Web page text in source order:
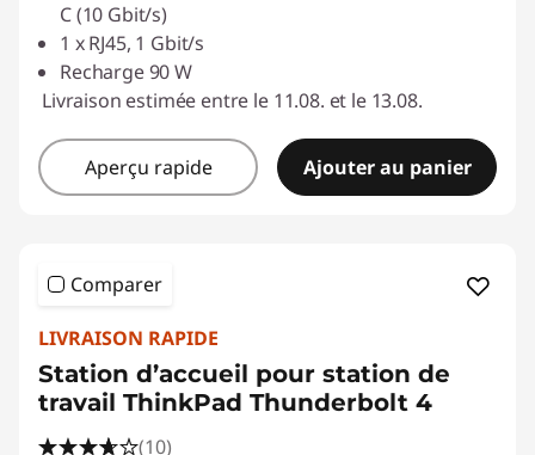
C (10 Gbit/s)
1 x RJ45, 1 Gbit/s
Recharge 90 W
Livraison estimée entre le 11.08. et le 13.08.
Aperçu rapide Ajouter au panier
Comparer
LIVRAISON RAPIDE
Station d’accueil pour station de
travail ThinkPad Thunderbolt 4
(10)